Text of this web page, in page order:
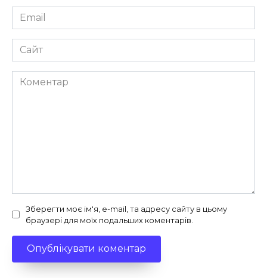
Email
*
Сайт
Коментар
Зберегти моє ім'я, e-mail, та адресу сайту в цьому
браузері для моїх подальших коментарів.